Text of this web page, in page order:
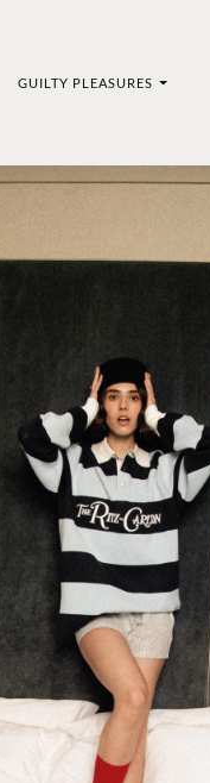
GUILTY PLEASURES